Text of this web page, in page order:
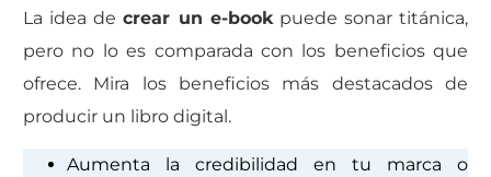
La idea decrear un e-bookpuede sonar titánica,
pero no lo es comparada con los beneficios que
ofrece. Mira los beneficios más destacados de
producir un libro digital.
Aumenta la credibilidad en tu marca o